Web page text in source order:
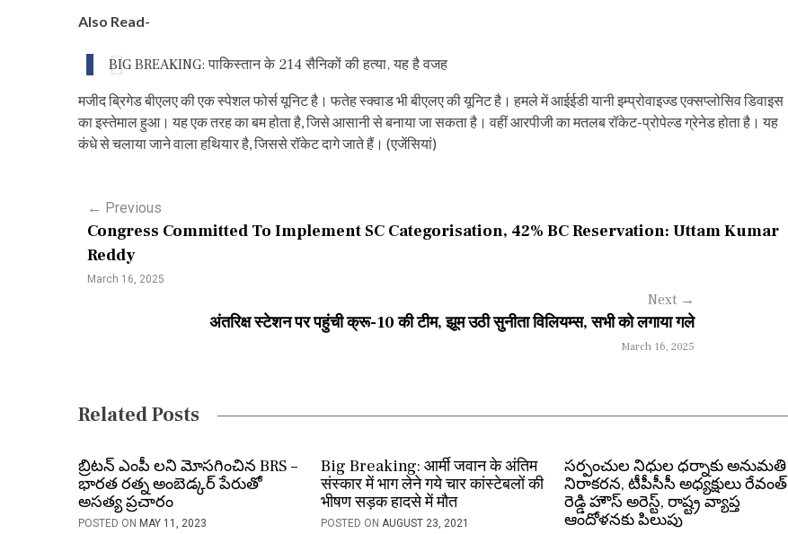
Also Read-
BIG BREAKING: पाकिस्तान के 214 सैनिकों की हत्या, यह है वजह
मजीद ब्रिगेड बीएलए की एक स्पेशल फोर्स यूनिट है। फतेह स्क्वाड भी बीएलए की यूनिट है। हमले में आईईडी यानी इम्प्रोवाइज्ड एक्सप्लोसिव डिवाइस
का इस्तेमाल हुआ। यह एक तरह का बम होता है, जिसे आसानी से बनाया जा सकता है। वहीं आरपीजी का मतलब रॉकेट-प्रोपेल्ड ग्रेनेड होता है। यह
कंधे से चलाया जाने वाला हथियार है, जिससे रॉकेट दागे जाते हैं। (एजेंसियां)
P
o
v
g
a
← Previous
Congress Committed To Implement SC Categorisation, 42% BC Reservation: Uttam Kumar
Reddy
March 16, 2025
Next →
अंतरिक्ष स्टेशन पर पहुंची क्रू-10 की टीम, झूम उठी सुनीता विलियम्स, सभी को लगाया गले
March 16, 2025
Related Posts
బ్రిటన్ ఎంపీ లని మోసగించిన BRS –
భారత రత్న అంబెడ్కర్ పేరుతో
అసత్య ప్రచారం
POSTED ON MAY 11, 2023
Big Breaking: आर्मी जवान के अंतिम
संस्कार में भाग लेने गये चार कांस्टेबलों की
भीषण सड़क हादसे में मौत
POSTED ONAUGUST 23, 2021
సర్పంచుల నిధుల ధర్నాకు అనుమతి
నిరాకరన, టీపీసీసీ అధ్యక్షులు రేవంత్
రెడ్డి హౌస్ అరెస్ట్, రాష్ట్ర వ్యాప్త
ఆందోళనకు పిలుపు